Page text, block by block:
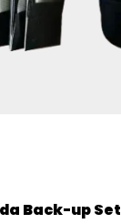
Back-up Set